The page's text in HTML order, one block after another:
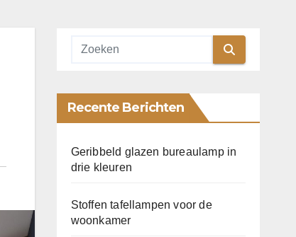
Recente Berichten
Geribbeld glazen bureaulamp in
drie kleuren
Stoffen tafellampen voor de
woonkamer